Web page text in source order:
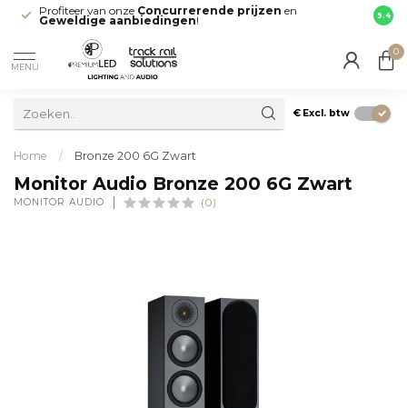
Profiteer van onze Concurrerende prijzen en
Geweldige aanbiedingen! direct
9.4
MENU
0
€ Excl. btw
Home / Bronze 200 6G Zwart
Monitor Audio Bronze 200 6G Zwart
MONITOR AUDIO (0)